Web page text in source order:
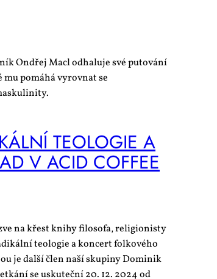
Ondřej Macl odhaluje své putování
pomáhá vyrovnat se
TE­O­LO­GIE A
V ACID CO­F­FEE
na křest kni­hy fi­lo­so­fa, re­li­gi­o­nis­ty
te­o­lo­gie a kon­cert fol­ko­vé­ho
je dal­ší člen na­ší sku­pi­ny Do­mi­nik
se usku­teč­ní 20. 12. 2024 od